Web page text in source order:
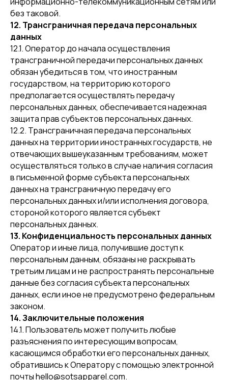
без таковой.
12. Трансграничная передача персональных
данных
12.1. Оператор до начала осуществления
трансграничной передачи персональных данных
обязан убедиться в том, что иностранным
государством, на территорию которого
предполагается осуществлять передачу
персональных данных, обеспечивается надежная
защита прав субъектов персональных данных.
12.2. Трансграничная передача персональных
данных на территории иностранных государств, не
отвечающих вышеуказанным требованиям, может
осуществляться только в случае наличия согласия
в письменной форме субъекта персональных
данных на трансграничную передачу его
персональных данных и/или исполнения договора,
стороной которого является субъект
персональных данных.
13. Конфиденциальность персональных данных
Оператор и иные лица, получившие доступ к
персональным данным, обязаны не раскрывать
третьим лицам и не распространять персональные
данные без согласия субъекта персональных
данных, если иное не предусмотрено федеральным
законом.
14. Заключительные положения
14.1. Пользователь может получить любые
разъяснения по интересующим вопросам,
касающимся обработки его персональных данных,
обратившись к Оператору с помощью электронной
почты hello@sotsapparel.com.